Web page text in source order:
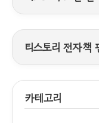
티스토리 전자책
카테고리